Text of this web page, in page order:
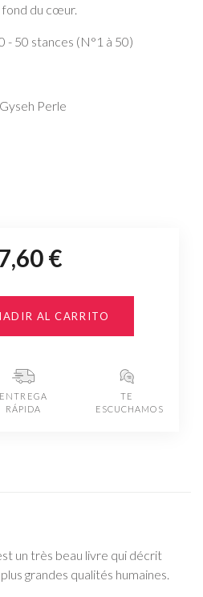
fond du cœur.
- 50 stances (N°1 à 50)
Perle
€
AL CARRITO
ENTREGA
RÁPIDA
TE
ESCUCHAMOS
un très beau livre qui décrit
grandes qualités humaines.